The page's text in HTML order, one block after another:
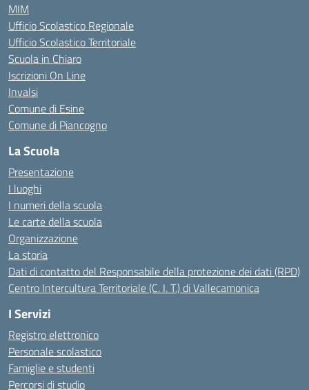
MIM
Ufficio Scolastico Regionale
Ufficio Scolastico Territoriale
Scuola in Chiaro
Iscrizioni On Line
Invalsi
Comune di Esine
Comune di Piancogno
La Scuola
Presentazione
I luoghi
I numeri della scuola
Le carte della scuola
Organizzazione
La storia
Dati di contatto del Responsabile della protezione dei dati (RPD)
Centro Intercultura Territoriale (C. I. T.) di Vallecamonica
I Servizi
Registro elettronico
Personale scolastico
Famiglie e studenti
Percorsi di studio